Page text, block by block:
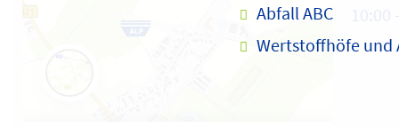
Abfall ABC
Wertstoffhöfe und
10:00